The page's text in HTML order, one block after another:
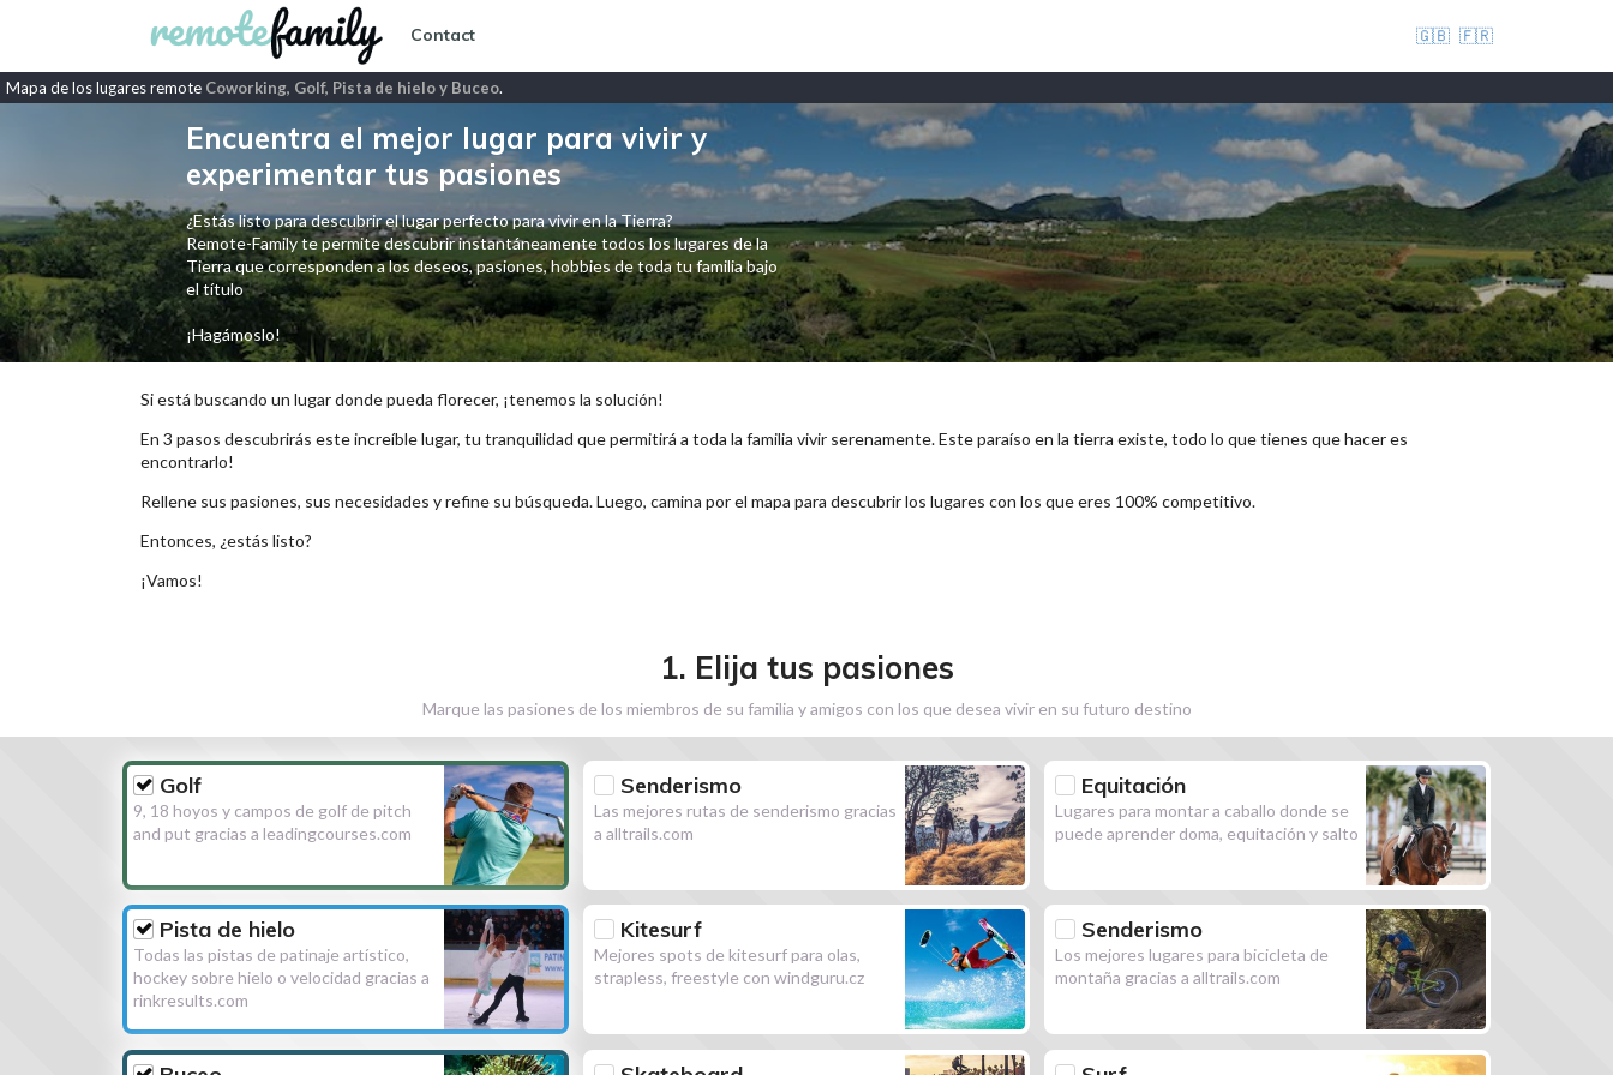
Contact 🇬🇧 🇫🇷
Mapa de los lugares remote Coworking, Golf, Pista de hielo y Buceo.
Encuentra el mejor lugar para vivir y
experimentar tus pasiones
¿Estás listo para descubrir el lugar perfecto para vivir en la Tierra?
Remote-Family te permite descubrir instantáneamente todos los lugares de la
Tierra que corresponden a los deseos, pasiones, hobbies de toda tu familia bajo
el título
¡Hagámoslo!
Si está buscando un lugar donde pueda florecer, ¡tenemos la solución!
En 3 pasos descubrirás este increíble lugar, tu tranquilidad que permitirá a toda la familia vivir serenamente. Este paraíso en la tierra existe, todo lo que tienes que hacer es
encontrarlo!
Rellene sus pasiones, sus necesidades y refine su búsqueda. Luego, camina por el mapa para descubrir los lugares con los que eres 100% competitivo.
Entonces, ¿estás listo?
¡Vamos!
1. Elija tus pasiones
Marque las pasiones de los miembros de su familia y amigos con los que desea vivir en su futuro destino
Golf
9, 18 hoyos y campos de golf de pitch
and put gracias a leadingcourses.com
Senderismo
Las mejores rutas de senderismo gracias
a alltrails.com
Equitación
Lugares para montar a caballo donde se
puede aprender doma, equitación y salto
Pista de hielo
Todas las pistas de patinaje artístico,
hockey sobre hielo o velocidad gracias a
rinkresults.com
Kitesurf
Mejores spots de kitesurf para olas,
strapless, freestyle con windguru.cz
Senderismo
Los mejores lugares para bicicleta de
montaña gracias a alltrails.com